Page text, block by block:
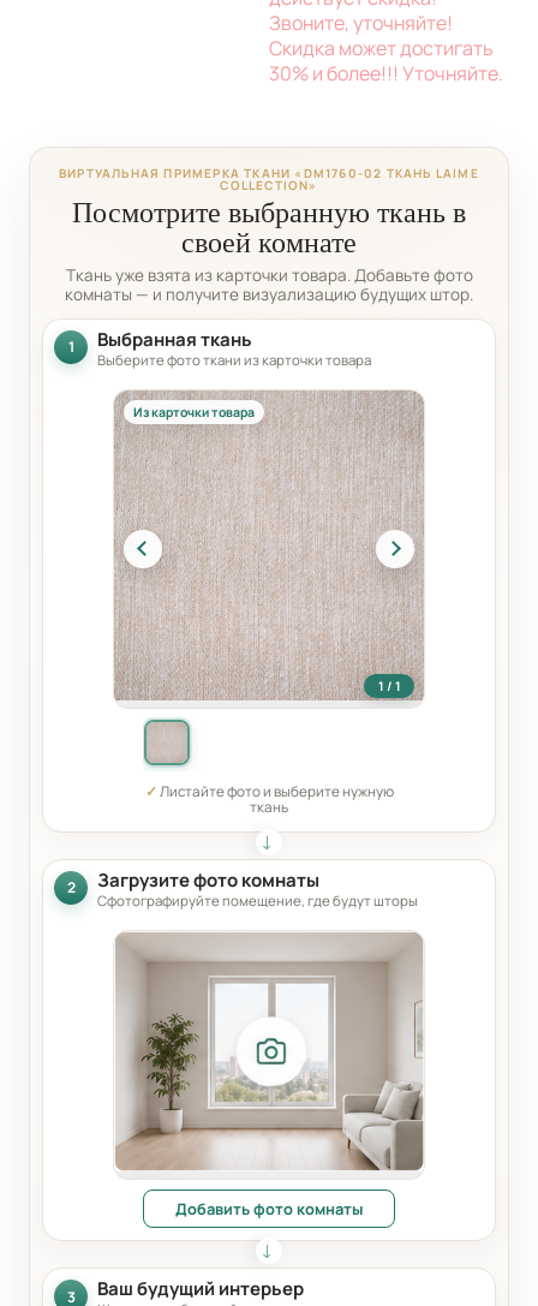
Звоните, уточняйте!
Скидка может достигать
30% и более!!! Уточняйте.
ВИРТУАЛЬНАЯ ПРИМЕРКА ТКАНИ «DM1760-02 ТКАНЬ LAIME
COLLECTION»
Посмотрите выбранную ткань в
своей комнате
Ткань уже взята из карточки товара. Добавьте фото
комнаты — и получите визуализацию будущих штор.
1 Выбранная ткань
Выберите фото ткани из карточки товара
Из карточки товара
1 / 1
✓Листайте фото и выберите нужную
ткань
2 Загрузите фото комнаты
Сфотографируйте помещение, где будут шторы
Добавить фото комнаты
3 Ваш будущий интерьер